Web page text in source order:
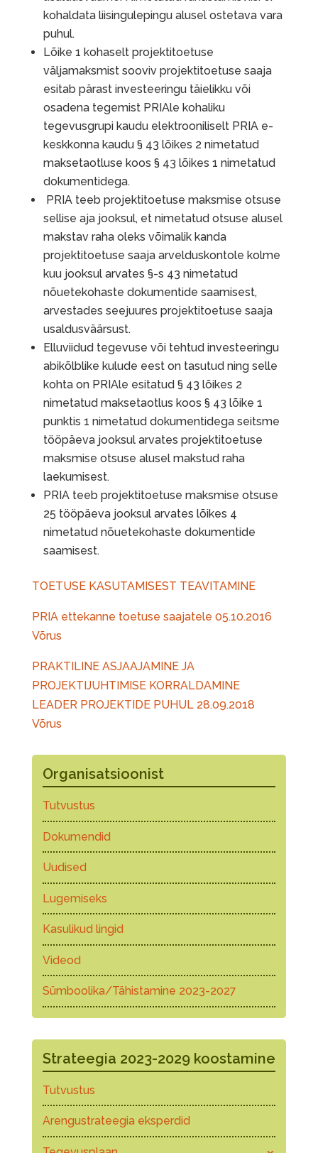
kohaldata liisingulepingu alusel ostetava vara
puhul.
Lõike 1 kohaselt projektitoetuse
väljamaksmist sooviv projektitoetuse saaja
esitab pärast investeeringu täielikku või
osadena tegemist PRIAle kohaliku
tegevusgrupi kaudu elektrooniliselt PRIA e-
keskkonna kaudu § 43 lõikes 2 nimetatud
maksetaotluse koos § 43 lõikes 1 nimetatud
dokumentidega.
PRIA teeb projektitoetuse maksmise otsuse
sellise aja jooksul, et nimetatud otsuse alusel
makstav raha oleks võimalik kanda
projektitoetuse saaja arvelduskontole kolme
kuu jooksul arvates §-s 43 nimetatud
nõuetekohaste dokumentide saamisest,
arvestades seejuures projektitoetuse saaja
usaldusväärsust.
Elluviidud tegevuse või tehtud investeeringu
abikõlblike kulude eest on tasutud ning selle
kohta on PRIAle esitatud § 43 lõikes 2
nimetatud maksetaotlus koos § 43 lõike 1
punktis 1 nimetatud dokumentidega seitsme
tööpäeva jooksul arvates projektitoetuse
maksmise otsuse alusel makstud raha
laekumisest.
PRIA teeb projektitoetuse maksmise otsuse
25 tööpäeva jooksul arvates lõikes 4
nimetatud nõuetekohaste dokumentide
saamisest.
TOETUSE KASUTAMISEST TEAVITAMINE
PRIA ettekanne toetuse saajatele 05.10.2016
Võrus
PRAKTILINE ASJAAJAMINE JA
PROJEKTIJUHTIMISE KORRALDAMINE
LEADER PROJEKTIDE PUHUL 28.09.2018
Võrus
Organisatsioonist
Tutvustus
Dokumendid
Uudised
Lugemiseks
Kasulikud lingid
Videod
Sümboolika/Tähistamine 2023-2027
Strateegia 2023-2029 koostamine
Tutvustus
Arengustrateegia eksperdid